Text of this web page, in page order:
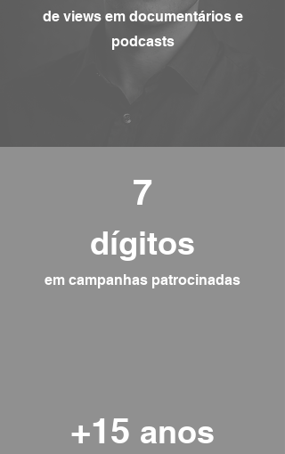
de views em documentários e
podcasts
7
dígitos
em campanhas patrocinadas
+15 anos